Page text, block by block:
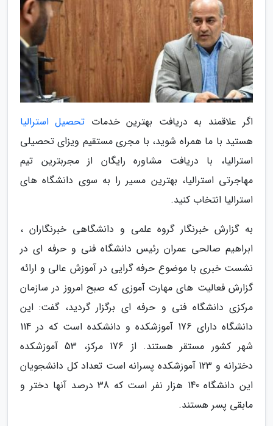
اگر علاقمند به دریافت بهترین خدمات تحصیل استرالیا
هستید با ما همراه شوید، با مجری مستقیم ویزای تحصیلی
استرالیا، با دریافت مشاوره رایگان از مجربترین تیم
مهاجرتی استرالیا، بهترین مسیر را به سوی دانشگاه های
استرالیا انتخاب کنید.
به گزارش خبرنگار گروه علمی و دانشگاهی خبرنگاران ،
ابراهیم صالحی عمران رئیس دانشگاه فنی و حرفه ای در
نشست خبری با موضوع حرفه گرایی در آموزش عالی و ارائه
گزارش فعالیت های مهارت آموزی که صبح امروز در سازمان
مرکزی دانشگاه فنی و حرفه ای برگزار گردید، گفت: این
دانشگاه دارای 176 آموزشکده و دانشکده است که در 114
شهر کشور مستقر هستند. از 176 مرکز، 53 آموزشکده
دخترانه و 123 آموزشکده پسرانه است تعداد کل دانشجویان
این دانشگاه 140 هزار نفر است که 38 درصد آنها دختر و
مابقی پسر هستند.